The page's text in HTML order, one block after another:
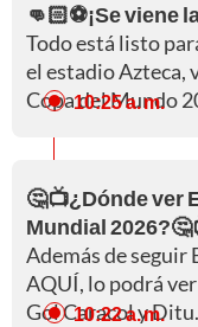
👊🏻⚽¡Se viene
Todo está listo
el estadio Azteca,
Copa del Mundo
10:25 a. m.
🤔📺¿Dónde ver
Mundial
Además de
AQUÍ, lo podrá
Gol Caracol y Ditu.
10:22 a. m.